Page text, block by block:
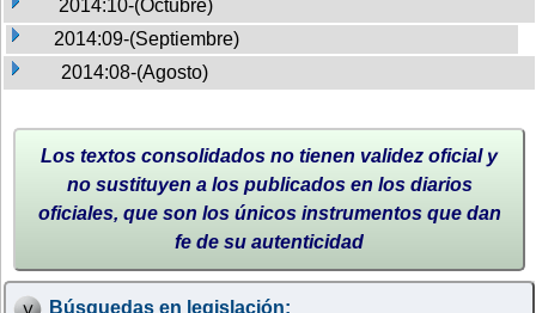
2014:10-(Octubre)
2014:09-(Septiembre)
2014:08-(Agosto)
Los textos consolidados no tienen validez oficial y
no sustituyen a los publicados en los diarios
oficiales, que son los únicos instrumentos que dan
fe de su autenticidad
Búsquedas en legislación: